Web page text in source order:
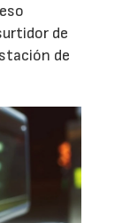
de
de